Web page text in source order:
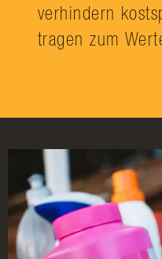
verhindern
tragen zum